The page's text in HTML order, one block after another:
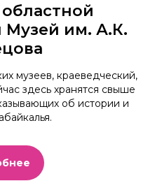
Музей им. А.К.
музеев, краеведческий,
здесь хранятся свыше
об истории и